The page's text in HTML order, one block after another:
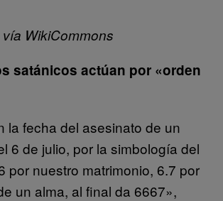
WikiCommons
satánicos actúan por «orden
la fecha del asesinato de un
6 de julio, por la simbología del
por nuestro matrimonio, 6.7 por
un alma, al final da 6667»,